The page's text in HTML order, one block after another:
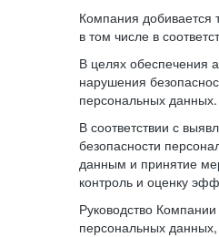
Компания добивается
в том числе в
В целях обеспечения
нарушения
персональных данных.
В соответствии с
безопасности
данным и принятие
контроль и оценку
Руководство
персональных